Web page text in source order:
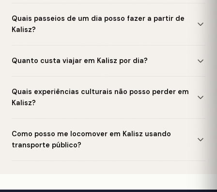
Quais passeios de um dia posso fazer a partir de
Kalisz?
Quanto custa viajar em Kalisz por dia?
Quais experiências culturais não posso perder em
Kalisz?
Como posso me locomover em Kalisz usando
transporte público?